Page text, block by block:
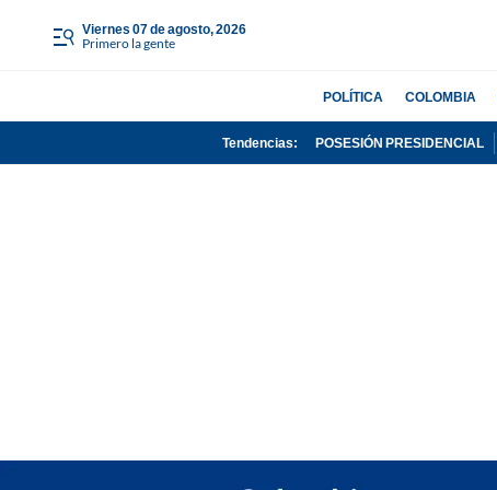
viernes 07 de agosto, 2026
Primero la gente
POLÍTICA COLOMBIA
Tendencias: POSESIÓN PRESIDENCIAL